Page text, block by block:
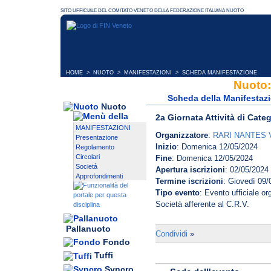
HOME > NUOTO > MANIFESTAZIONI > SCHEDA MANIFESTAZIONE
Nuoto
MANIFESTAZIONI
Presentazione
Regolamento
Circolari
Società
Approfondimenti
Pallanuoto
Fondo
Tuffi
Scheda della
2a Giornata Attività di
Organizzatore: RARI NANTES
Inizio: Domenica 12/05/2024
Fine: Domenica 12/05/2024
Apertura iscrizioni: 02/05/2024
Termine iscrizioni: Giovedì 09/
Tipo evento: Evento ufficiale
Società afferente al C.R.V.
Condividi »